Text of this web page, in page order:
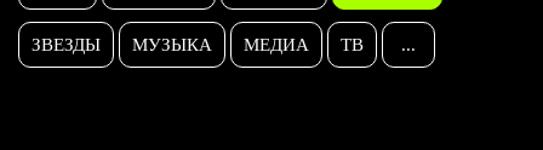
ЗВЕЗДЫ МУЗЫКА МЕДИА ТВ ...